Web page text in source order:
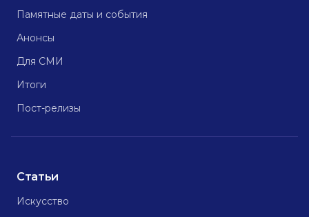
Памятные даты и события
Анонсы
Для СМИ
Итоги
Пост-релизы
Статьи
Искусство